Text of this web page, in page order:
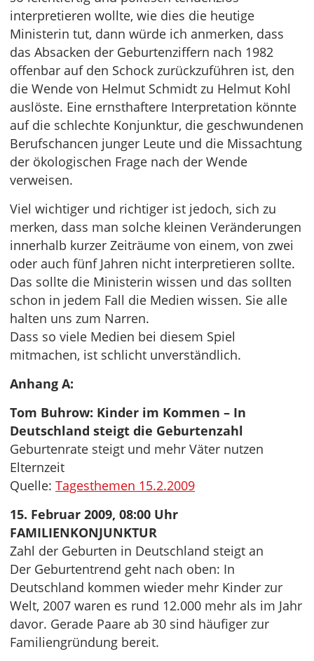
interpretieren wollte, wie dies die heutige
Ministerin tut, dann würde ich anmerken, dass
das Absacken der Geburtenziffern nach 1982
offenbar auf den Schock zurückzuführen ist, den
die Wende von Helmut Schmidt zu Helmut Kohl
auslöste. Eine ernsthaftere Interpretation könnte
auf die schlechte Konjunktur, die geschwundenen
Berufschancen junger Leute und die Missachtung
der ökologischen Frage nach der Wende
verweisen.
Viel wichtiger und richtiger ist jedoch, sich zu
merken, dass man solche kleinen Veränderungen
innerhalb kurzer Zeiträume von einem, von zwei
oder auch fünf Jahren nicht interpretieren sollte.
Das sollte die Ministerin wissen und das sollten
schon in jedem Fall die Medien wissen. Sie alle
halten uns zum Narren.
Dass so viele Medien bei diesem Spiel
mitmachen, ist schlicht unverständlich.
Anhang A:
Tom Buhrow: Kinder im Kommen – In
Deutschland steigt die Geburtenzahl
Geburtenrate steigt und mehr Väter nutzen
Elternzeit
Quelle: Tagesthemen 15.2.2009
15. Februar 2009, 08:00 Uhr
FAMILIENKONJUNKTUR
Zahl der Geburten in Deutschland steigt an
Der Geburtentrend geht nach oben: In
Deutschland kommen wieder mehr Kinder zur
Welt, 2007 waren es rund 12.000 mehr als im Jahr
davor. Gerade Paare ab 30 sind häufiger zur
Familiengründung bereit.